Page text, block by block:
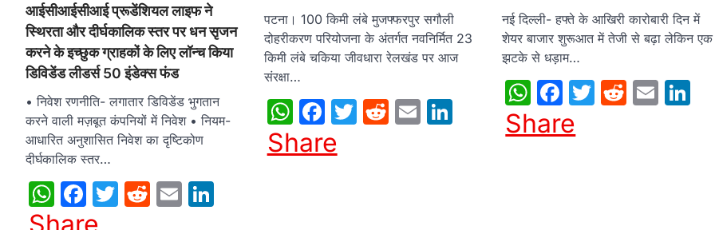
आईसीआईसीआई प्रूडेंशियल लाइफ ने
स्थिरता और दीर्घकालिक स्तर पर धन सृजन
करने के इच्छुक ग्राहकों के लिए लॉन्च किया
डिविडेंड लीडर्स 50 इंडेक्स फंड
• निवेश रणनीति- लगातार डिविडेंड भुगतान
करने वाली मज़बूत कंपनियों में निवेश • नियम-
आधारित अनुशासित निवेश का दृष्टिकोण
दीर्घकालिक स्तर…
WhatsApp
Facebook
Twitter
Reddit
Email
पटना। 100 किमी लंबे मुजफ्फरपुर सगौली
दोहरीकरण परियोजना के अंतर्गत नवनिर्मित 23
किमी लंबे चकिया जीवधारा रेलखंड पर आज
संरक्षा…
WhatsApp
Facebook
Twitter
Reddit
EmailLinkedIn
Share
नई दिल्ली- हफ्ते के आखिरी कारोबारी दिन में
शेयर बाजार शुरूआत में तेजी से बढ़ा लेकिन एक
झटके से धड़ाम…
WhatsApp
Facebook
Twitter
Reddit
Email
Share